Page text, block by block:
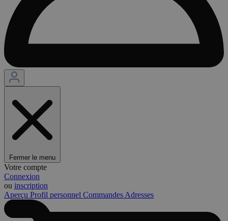
Fermer le menu
Votre compte
Connexion
ou inscription
Aperçu Profil personnel Commandes Adresses